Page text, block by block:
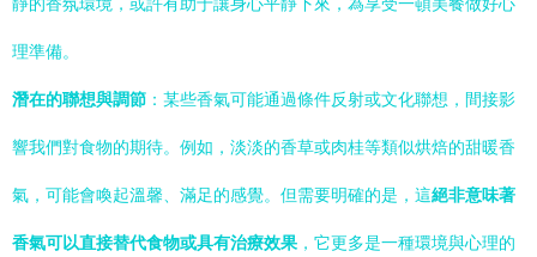
理準備。
潛在的聯想與調節 ：某些香氣可能通過條件反射或文化聯想，間接影
響我們對食物的期待。例如，淡淡的香草或肉桂等類似烘焙的甜暖香
氣，可能會喚起溫馨、滿足的感覺。但需要明確的是，這絕非意味著
香氣可以直接替代食物或具有治療效果 ，它更多是一種環境與心理的